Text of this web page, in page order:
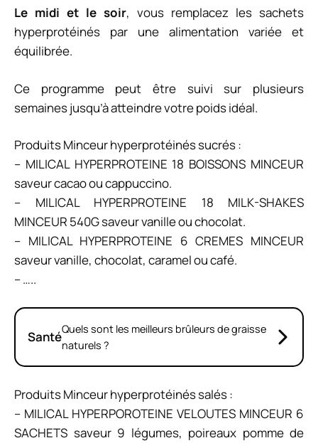
Le midi et le soir, vous remplacez les sachets
hyperprotéinés par une alimentation variée et
équilibrée.
Ce programme peut être suivi sur plusieurs
semaines jusqu’à atteindre votre poids idéal.
Produits Minceur hyperprotéinés sucrés :
– MILICAL HYPERPROTEINE 18 BOISSONS MINCEUR
saveur cacao ou cappuccino.
– MILICAL HYPERPROTEINE 18 MILK-SHAKES
MINCEUR 540G saveur vanille ou chocolat.
– MILICAL HYPERPROTEINE 6 CREMES MINCEUR
saveur vanille, chocolat, caramel ou café.
– …..
SantéQuels sont les meilleurs brûleurs de graisse
naturels ?
Produits Minceur hyperprotéinés salés :
– MILICAL HYPERPOROTEINE VELOUTES MINCEUR 6
SACHETS saveur 9 légumes, poireaux pomme de